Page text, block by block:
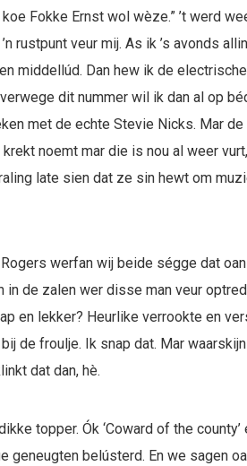
koe Fokke Ernst wol wèze.” ’t werd
rustpunt veur mij. As ik ’s avonds
middellúd. Dan hew ik de
dit nummer wil ik dan al op
met de echte Stevie Nicks. Mar
noemt mar die is nou al weer
late sien dat ze sin hewt om
werfan wij beide ségge dat
de zalen wer disse man veur
en lekker? Heurlike verrookte en
de froulje. Ik snap dat. Mar
dat dan, hè.
topper. Ók ‘Coward of the county’
geneugten belústerd. En we sagen